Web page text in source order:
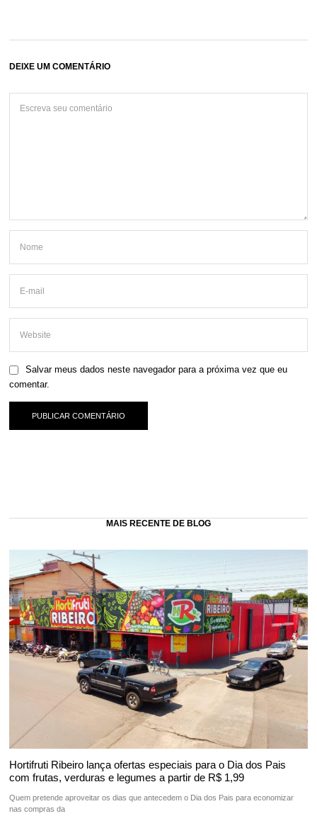
DEIXE UM COMENTÁRIO
Salvar meus dados neste navegador para a próxima vez que eu
comentar.
MAIS RECENTE DE BLOG
Hortifruti Ribeiro lança ofertas especiais para o Dia dos Pais
com frutas, verduras e legumes a partir de R$ 1,99
Quem pretende aproveitar os dias que antecedem o Dia dos Pais para economizar
nas compras da